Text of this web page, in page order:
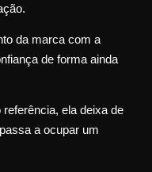
da marca com a
de forma ainda
ela deixa de
a ocupar um